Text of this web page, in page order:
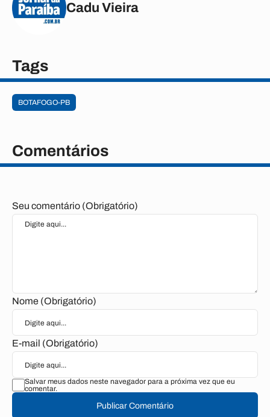
Cadu Vieira
Tags
BOTAFOGO-PB
Comentários
Seu comentário (Obrigatório)
Nome (Obrigatório)
E-mail (Obrigatório)
Salvar meus dados neste navegador para a próxima vez que eu
comentar.
Publicar Comentário